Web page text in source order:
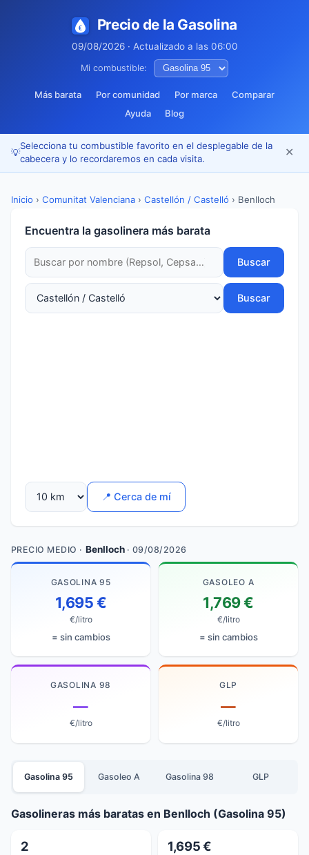
Precio de la Gasolina
09/08/2026 · Actualizado a las 06:00
Mi combustible:
Más barata Por comunidad Por marca
Comparar
Ayuda
Blog
💡
Selecciona tu combustible favorito en el desplegable de la
cabecera y lo recordaremos en cada visita.
✕
Inicio › Comunitat Valenciana › Castellón / Castelló › Benlloch
Encuentra la gasolinera más barata
Buscar
Buscar
📍 Cerca de mí
PRECIO MEDIO · Benlloch· 09/08/2026
GASOLINA 95
1,695 €
€/litro
= sin cambios
GASOLEO A
1,769 €
€/litro
= sin cambios
GASOLINA 98
—
€/litro
GLP
—
€/litro
Gasolina 95 Gasoleo A Gasolina 98 GLP
Gasolineras más baratas en Benlloch (Gasolina 95)
2 1,695 €